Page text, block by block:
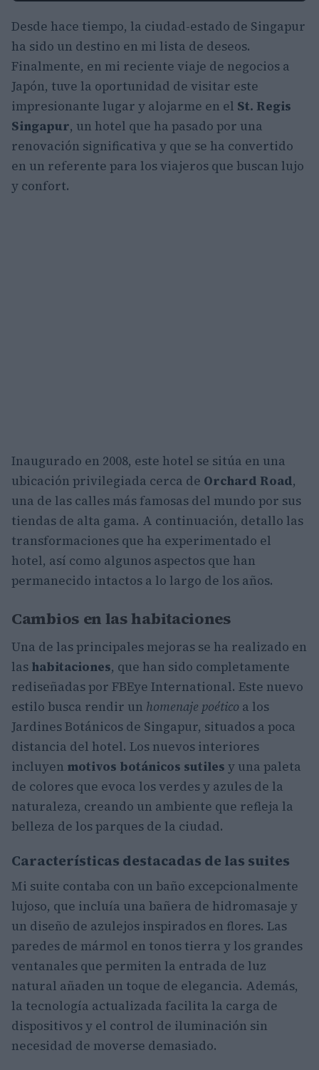
Desde hace tiempo, la ciudad-estado de Singapur
ha sido un destino en mi lista de deseos.
Finalmente, en mi reciente viaje de negocios a
Japón, tuve la oportunidad de visitar este
impresionante lugar y alojarme en el St. Regis
Singapur, un hotel que ha pasado por una
renovación significativa y que se ha convertido
en un referente para los viajeros que buscan lujo
y confort.
Inaugurado en 2008, este hotel se sitúa en una
ubicación privilegiada cerca de Orchard Road,
una de las calles más famosas del mundo por sus
tiendas de alta gama. A continuación, detallo las
transformaciones que ha experimentado el
hotel, así como algunos aspectos que han
permanecido intactos a lo largo de los años.
Cambios en las habitaciones
Una de las principales mejoras se ha realizado en
las habitaciones, que han sido completamente
rediseñadas por FBEye International. Este nuevo
estilo busca rendir un homenaje poético a los
Jardines Botánicos de Singapur, situados a poca
distancia del hotel. Los nuevos interiores
incluyen motivos botánicos sutiles y una paleta
de colores que evoca los verdes y azules de la
naturaleza, creando un ambiente que refleja la
belleza de los parques de la ciudad.
Características destacadas de las suites
Mi suite contaba con un baño excepcionalmente
lujoso, que incluía una bañera de hidromasaje y
un diseño de azulejos inspirados en flores. Las
paredes de mármol en tonos tierra y los grandes
ventanales que permiten la entrada de luz
natural añaden un toque de elegancia. Además,
la tecnología actualizada facilita la carga de
dispositivos y el control de iluminación sin
necesidad de moverse demasiado.